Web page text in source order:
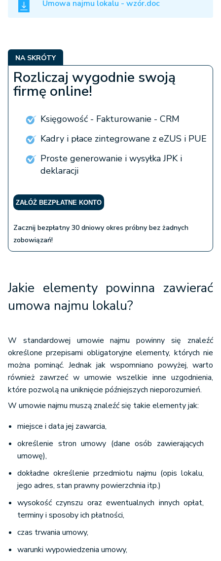
Umowa najmu lokalu - wzór.doc
NA SKRÓTY
Rozliczaj wygodnie swoją
firmę online!
Księgowość - Fakturowanie - CRM
Kadry i płace zintegrowane z eZUS i PUE
Proste generowanie i wysyłka JPK i
deklaracji
ZAŁÓŻ BEZPŁATNE KONTO
Zacznij bezpłatny 30 dniowy okres próbny bez żadnych
zobowiązań!
Jakie elementy powinna zawierać
umowa najmu lokalu?
W standardowej umowie najmu powinny się znaleźć
określone przepisami obligatoryjne elementy, których nie
można pominąć. Jednak jak wspomniano powyżej, warto
również zawrzeć w umowie wszelkie inne uzgodnienia,
które pozwolą na uniknięcie późniejszych nieporozumień.
W umowie najmu muszą znaleźć się takie elementy jak:
miejsce i data jej zawarcia,
określenie stron umowy (dane osób zawierających
umowę),
dokładne określenie przedmiotu najmu (opis lokalu,
jego adres, stan prawny powierzchnia itp.)
wysokość czynszu oraz ewentualnych innych opłat,
terminy i sposoby ich płatności,
czas trwania umowy,
warunki wypowiedzenia umowy,